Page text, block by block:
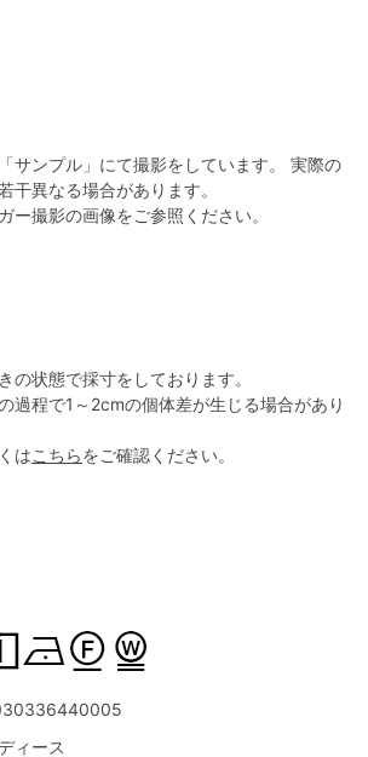
ィース
サンプル」にて撮影をしています。 実際の
干異なる場合があります。
ー撮影の画像をご参照ください。
の状態で採寸をしております。
過程で1～2cmの個体差が生じる場合があり
はこちらをご確認ください。